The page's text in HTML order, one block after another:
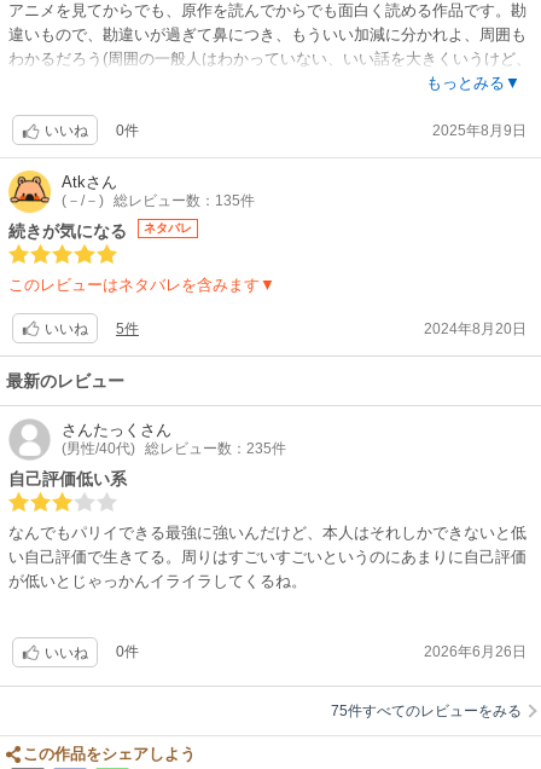
アニメを見てからでも、原作を読んでからでも面白く読める作品です。勘
違いもので、勘違いが過ぎて鼻につき、もういい加減に分かれよ、周囲も
わかるだろう(周囲の一般人はわかっていない、いい話を大きくいうけど、
気のいい優しい力持ち程度にしか思っていない)とも思いますが、徹底的に
し・・・。でも、主人公は本当に何者なのか、それについて伏線らしきも
のをいっぱい作っているけど、回収できるのかな？
もっとみる▼
いいね 0件 2025年8月9日
Atkさん
(－/－) 総レビュー数：135件
続きが気になる ネタバレ
このレビューはネタバレを含みます▼
いいね 5件 2024年8月20日
最新のレビュー
さんたっく さん
(男性/40代) 総レビュー数：235件
自己評価低い系
なんでもパリイできる最強に強いんだけど、本人はそれしかできないと低
い自己評価で生きてる。周りはすごいすごいというのにあまりに自己評価
が低いとじゃっかんイライラしてくるね。
いいね 0件 2026年6月26日
75件すべてのレビューをみる
この作品をシェアしよう